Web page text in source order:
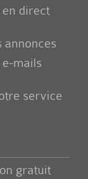
en direct
annonces
e-mails
service
gratuit